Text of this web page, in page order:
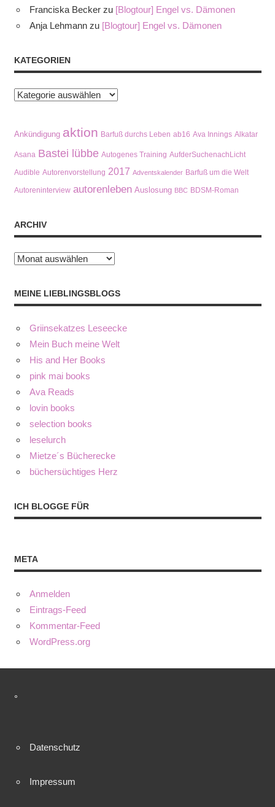
Franciska Becker zu [Blogtour] Engel vs. Dämonen
Anja Lehmann zu [Blogtour] Engel vs. Dämonen
KATEGORIEN
Kategorien
Ankündigung aktion Barfuß durchs Leben ab16 Ava Innings Alkatar
Asana Bastei lübbe Autogenes Training AufderSuchenachLicht
Audible Autorenvorstellung 2017 Adventskalender Barfuß um die Welt
Autoreninterview autorenleben Auslosung BBC BDSM-Roman
ARCHIV
Archiv
MEINE LIEBLINGSBLOGS
Griinsekatzes Leseecke
Mein Buch meine Welt
His and Her Books
pink mai books
Ava Reads
lovin books
selection books
leselurch
Mietze´s Bücherecke
büchersüchtiges Herz
ICH BLOGGE FÜR
META
Anmelden
Eintrags-Feed
Kommentar-Feed
WordPress.org
°
Datenschutz
Impressum